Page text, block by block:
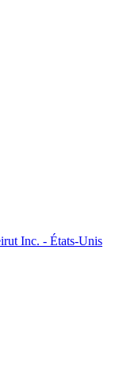
Inc. - États-Unis